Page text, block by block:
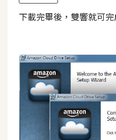
前
端
T
M
L
/
下載完畢後，雙響就可完